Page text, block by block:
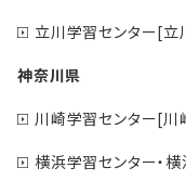
立川学習センター[立
神奈川県
川崎学習センター[川
横浜学習センター・